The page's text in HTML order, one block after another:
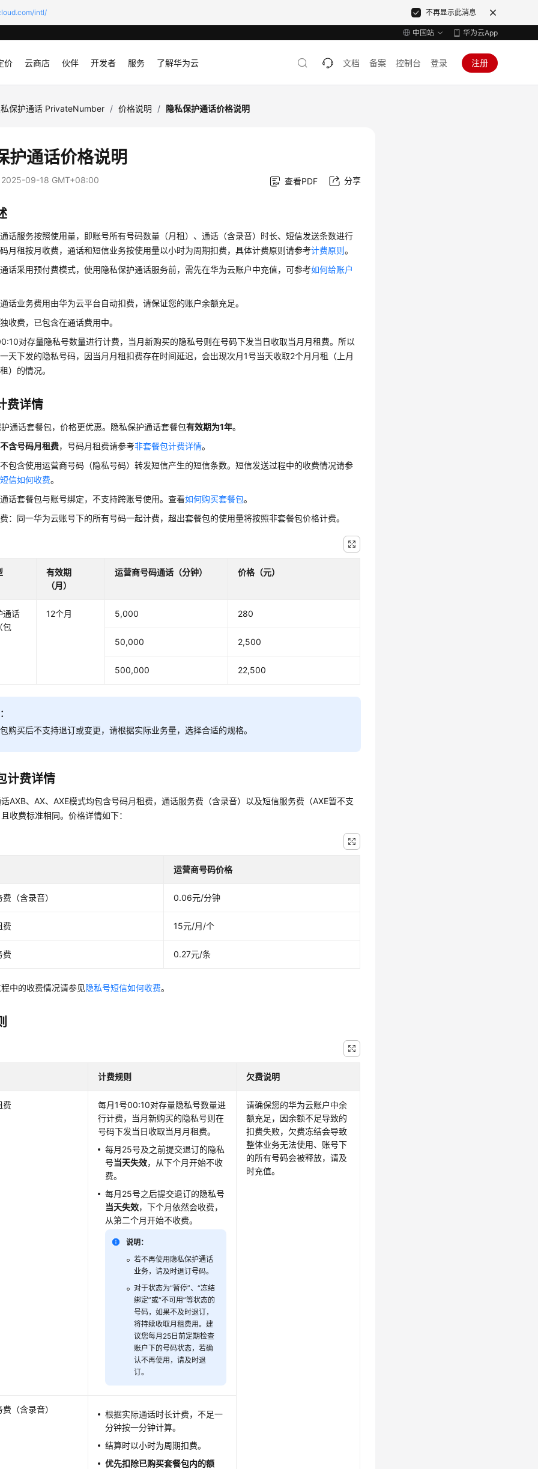
intl/ 不再显示此消息
中国站 华为云App
价 云商店 伙伴 开发者 服务 了解华为云 文档 备案 控制台 登录 注册
保护通话 PrivateNumber / 价格说明 / 隐私保护通话价格说明
护通话价格说明
2025-09-18 GMT+08:00 查看PDF 分享
话服务按照使用量，即账号所有号码数量（月租）、通话（含录音）时长、短信发送条数进行
月租按月收费，通话和短信业务按使用量以小时为周期扣费，具体计费原则请参考计费原则。
话采用预付费模式，使用隐私保护通话服务前，需先在华为云账户中充值，可参考如何给账户
话业务费用由华为云平台自动扣费，请保证您的账户余额充足。
收费， 已包含在通话费用中。
对存量隐私号数量进行计费，当月新购买的隐私号则在号码下发当日收取当月月租费。所以
天下发的隐私号码，因当月月租扣费存在时间延迟，会出现次月1号当天收取2个月月租（上月
）的情况。
费详情
通话套餐包，价格更优惠。隐私保护通话套餐包有效期为1年。
不含号码月租费，号码月租费请参考非套餐包计费详情。
包含使用运营商号码（隐私号码）转发短信产生的短信条数。短信发送过程中的收费情况请参
信如何收费。
话套餐包与账号绑定，不支持跨账号使用。查看如何购买套餐包。
：同一华为云账号下的所有号码一起计费，超出套餐包的使用量将按照非套餐包价格计费。
有效期
（月）
运营商号码通话 （分钟） 价格（元）
通话
包
12个月 5,000 280
50,000 2,500
500,000 22,500
购买后不支持退订或变更，请根据实际业务量，选择合适的规格。
计费详情
AXB、AX、AXE模式均包含号码月租费，通话服务费（含录音）以及短信服务费（AXE暂不支
收费标准相同。价格详情如下：
运营商号码价格
（含录音） 0.06元/分钟
费 15元/月/个
费 0.27元/条
中的收费情况请参见隐私号短信如何收费。
计费规则 欠费说明
费
每月1号00:10对存量隐私号数量进
行计费，当月新购买的隐私号则在
号码下发当日收取当月月租费。
每月25号及之前提交退订的隐私
号当天失效，从下个月开始不收
费。
每月25号之后提交退订的隐私号
当天失效，下个月依然会收费，
从第二个月开始不收费。
说明：
若不再使用隐私保护通话
业务，请及时退订号码。
对于状态为“暂停”、“冻结
绑定”或“不可用”等状态的
号码，如果不及时退订，
将持续收取月租费用。建
议您每月25日前定期检查
账户下的号码状态，若确
认不再使用，请及时退
订。
请确保您的华为云账户中余
额充足，因余额不足导致的
扣费失败，欠费冻结会导致
整体业务无法使用、账号下
的所有号码会被释放，请及
时充值。
（含录音）
根据实际通话时长计费，不足一
分钟按一分钟计算。
结算时以小时为周期扣费。
优先扣除已购买套餐包内的额